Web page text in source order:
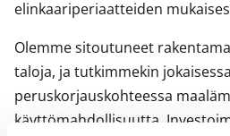
elinkaariperiaatteiden
Olemme sitoutuneet
taloja, ja tutkimmekin
peruskorjauskohteessa
käyttömahdollisuutta.